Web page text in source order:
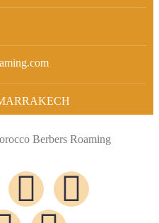
Berbers Roaming